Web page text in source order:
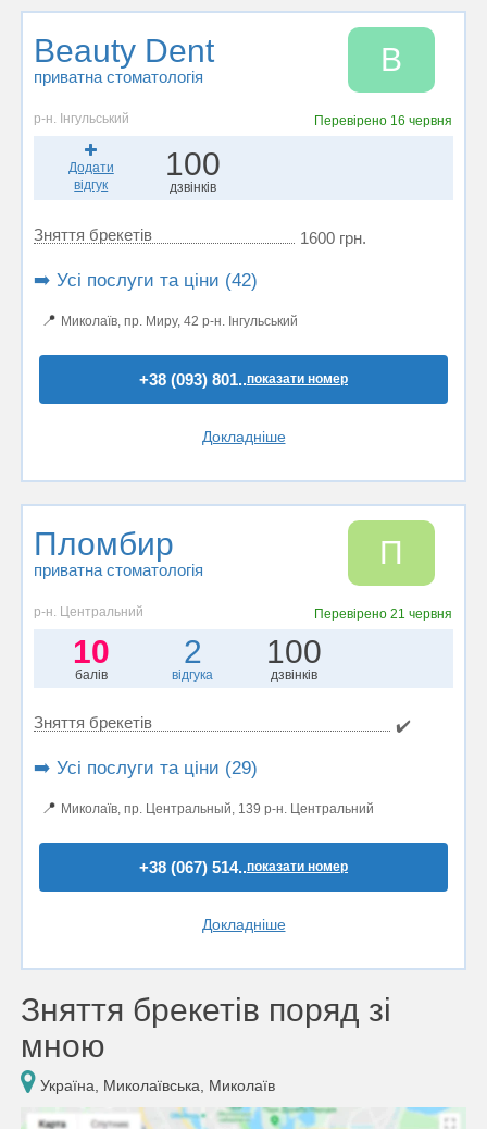
Beauty Dent
приватна стоматологія B
р-н. Інгульський Перевірено 16 червня
Додати
відгук
100
дзвінків
Зняття брекетів 1600 грн.
➡️ Усі послуги та ціни (42)
📍 Миколаїв, пр. Миру, 42 р-н. Інгульський
+38 (093) 801..показати номер
Докладніше
Пломбир
приватна стоматологія П
р-н. Центральний Перевірено21 червня
10
балів
2
відгука
100
дзвінків
Зняття брекетів ✔️
➡️ Усі послуги та ціни (29)
📍 Миколаїв, пр. Центральный, 139 р-н. Центральний
+38 (067) 514..показати номер
Докладніше
Зняття брекетів поряд зі
мною
Україна, Миколаївська, Миколаїв